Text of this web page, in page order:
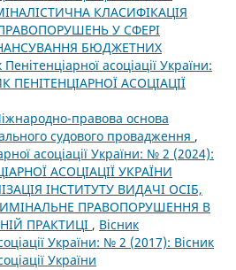
КЛАСИФІКАЦІЯ
У СФЕРІ
БЮДЖЕТНИХ
Пенітенціарної асоціації України:
ПЕНІТЕНЦІАРНОЇ АСОЦІАЦІЇ
правова основа
судового провадження ,
асоціації України: № 2 (2024):
АСОЦІАЦІЇ УКРАЇНИ
ІНСТИТУТУ ВИДАЧІ ОСІБ,
ПРАВОПОРУШЕННЯ В
ПРАКТИЦІ , Вісник
України: № 2 (2017): Вісник
України